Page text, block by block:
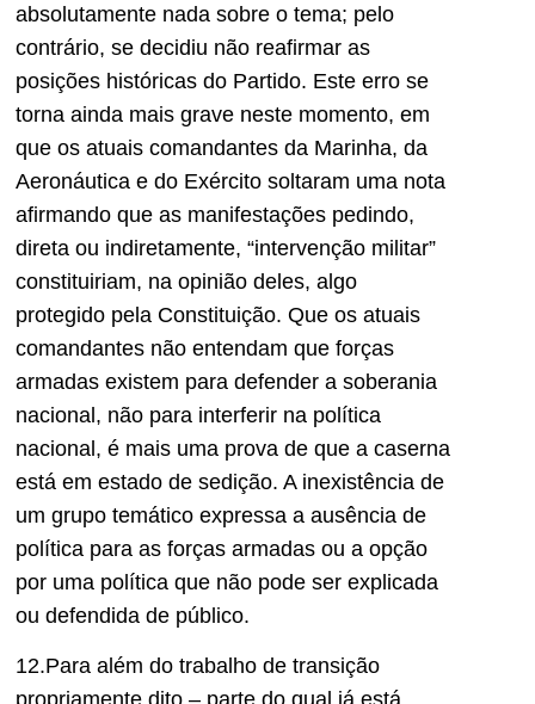
absolutamente nada sobre o tema; pelo
contrário, se decidiu não reafirmar as
posições históricas do Partido. Este erro se
torna ainda mais grave neste momento, em
que os atuais comandantes da Marinha, da
Aeronáutica e do Exército soltaram uma nota
afirmando que as manifestações pedindo,
direta ou indiretamente, “intervenção militar”
constituiriam, na opinião deles, algo
protegido pela Constituição. Que os atuais
comandantes não entendam que forças
armadas existem para defender a soberania
nacional, não para interferir na política
nacional, é mais uma prova de que a caserna
está em estado de sedição. A inexistência de
um grupo temático expressa a ausência de
política para as forças armadas ou a opção
por uma política que não pode ser explicada
ou defendida de público.
12.Para além do trabalho de transição